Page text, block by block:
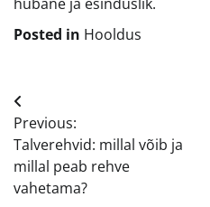
Posted in Hooldus
Navigeerimine
Previous:
Talverehvid: millal võib ja
millal peab rehve
vahetama?